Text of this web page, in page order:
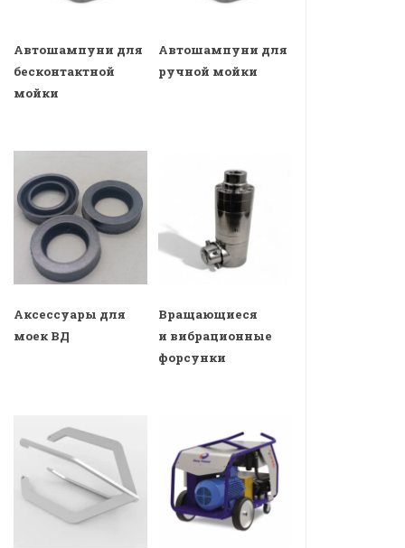
Автошампуни для
бесконтактной
мойки
Автошампуни для
ручной мойки
Аксессуары для
моек ВД
Вращающиеся
и вибрационные
форсунки